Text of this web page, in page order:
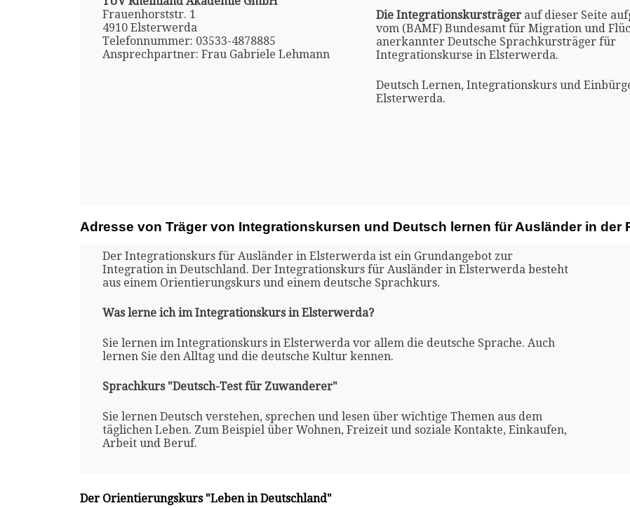
Frauenhorststr. 1
4910 Elsterwerda
Telefonnummer: 03533-4878885
Ansprechpartner: Frau Gabriele Lehmann
Die Integrationskursträgerauf dieser Seite
vom (BAMF) Bundesamt für Migration und
anerkannter Deutsche Sprachkursträger für
Integrationskurse in Elsterwerda.
Deutsch Lernen, Integrationskurs und
Elsterwerda.
Adresse von Träger von Integrationskursen und Deutsch lernen für Ausländer in der
Der Integrationskurs für Ausländer in Elsterwerda ist ein Grundangebot zur
Integration in Deutschland. Der Integrationskurs für Ausländer in Elsterwerda besteht
aus einem Orientierungskurs und einem deutsche Sprachkurs.
Was lerne ich im Integrationskurs in Elsterwerda?
Sie lernen im Integrationskurs in Elsterwerda vor allem die deutsche Sprache. Auch
lernen Sie den Alltag und die deutsche Kultur kennen.
Sprachkurs "Deutsch-Test für Zuwanderer"
Sie lernen Deutsch verstehen, sprechen und lesen über wichtige Themen aus dem
täglichen Leben. Zum Beispiel über Wohnen, Freizeit und soziale Kontakte, Einkaufen,
Arbeit und Beruf.
Der Orientierungskurs "Leben in Deutschland"